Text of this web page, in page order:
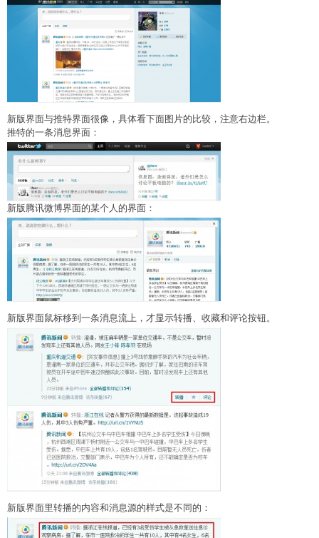
新版界面与推特界面很像，具体看下面图片的比较，注意右边栏。
推特的一条消息界面：
新版腾讯微博界面的某个人的界面：
新版界面鼠标移到一条消息流上，才显示转播、收藏和评论按钮。
新版界面里转播的内容和消息源的样式是不同的：